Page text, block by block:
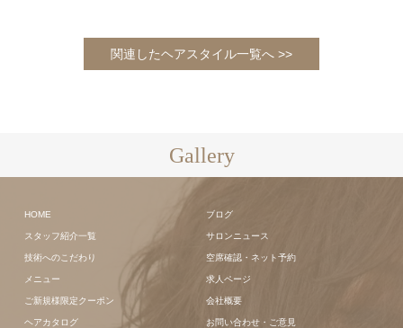
関連したヘアスタイル一覧へ >>
Gallery
HOME
スタッフ紹介一覧
技術へのこだわり
メニュー
ご新規様限定クーポン
ヘアカタログ
ブログ
サロンニュース
空席確認・ネット予約
求人ページ
会社概要
お問い合わせ・ご意見